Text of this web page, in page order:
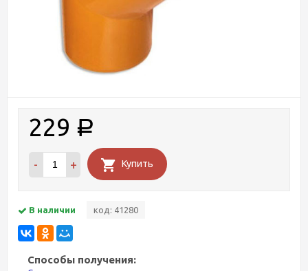
229 Р
- + Купить
В наличии код: 41280
Способы получения: